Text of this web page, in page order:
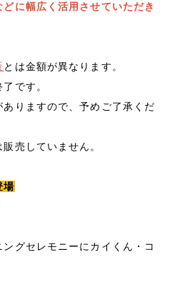
に幅広く活用させていただき
とは金額が異なります。
です。
りますので、予めご了承くだ
売していません。
場
グセレモニーにカイくん・コ